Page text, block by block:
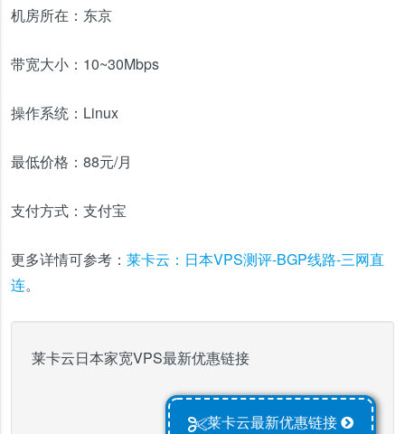
机房所在： 东京
带宽大小： 10~30Mbps
操作系统： Linux
最低价格： 88元/月
支付方式： 支付宝
更多详情可参考： 莱卡云：日本VPS测评-BGP线路-三网直
连。
莱卡云日本家宽VPS最新优惠链接
莱卡云最新优惠链接